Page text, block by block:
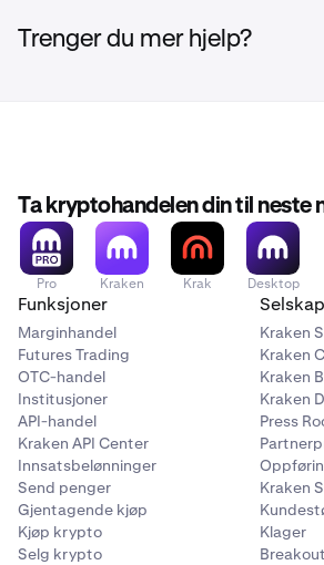
Trenger du mer hjelp?
Ta kryptohandelen din til neste
Pro Kraken Krak Desktop
Funksjoner
Marginhandel
Futures Trading
OTC-handel
Institusjoner
API-handel
Kraken API Center
Innsatsbelønninger
Send penger
Gjentagende kjøp
Kjøp krypto
Selg krypto
Selskap
Kraken
Kraken
Kraken
Kraken
Press
Kraken
Klager